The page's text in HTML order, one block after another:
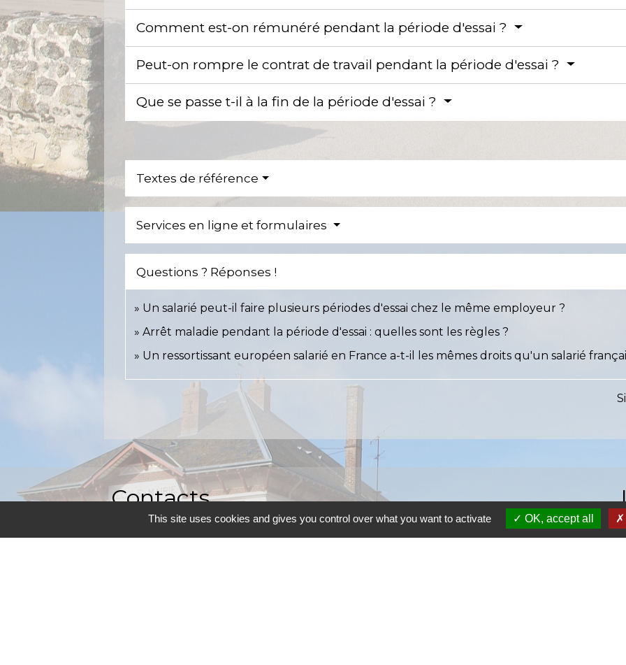
Comment est-on rémunéré pendant la période d'essai ?
Peut-on rompre le contrat de travail pendant la période d'essai ?
Que se passe t-il à la fin de la période d'essai ?
Textes de référence
Services en ligne et formulaires
Questions ? Réponses !
Un salarié peut-il faire plusieurs périodes d'essai chez le même employeur ?
Arrêt maladie pendant la période d'essai : quelles sont les règles ?
Un ressortissant européen salarié en France a-t-il les mêmes droits qu'un salarié
Contacts
This site uses cookies and gives you control over what you want to activate OK, accept all